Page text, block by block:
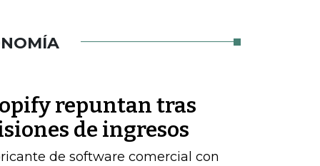
repuntan tras
de ingresos
de software comercial con